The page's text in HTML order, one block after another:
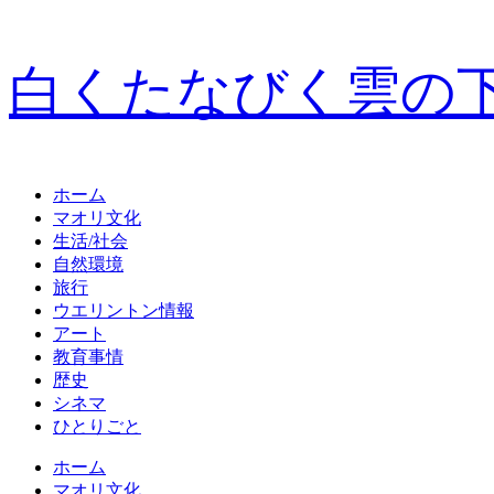
白くたなびく雲の
ホーム
マオリ文化
生活/社会
自然環境
旅行
ウエリントン情報
アート
教育事情
歴史
シネマ
ひとりごと
ホーム
マオリ文化